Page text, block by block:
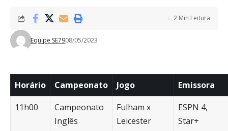
Equipe SE7908/05/2023
2 Min Leitura
Horário Campeonato Jogo
Emissora
11h00
Campeonato
Inglês
Fulham x
Leicester
ESPN 4,
Star+